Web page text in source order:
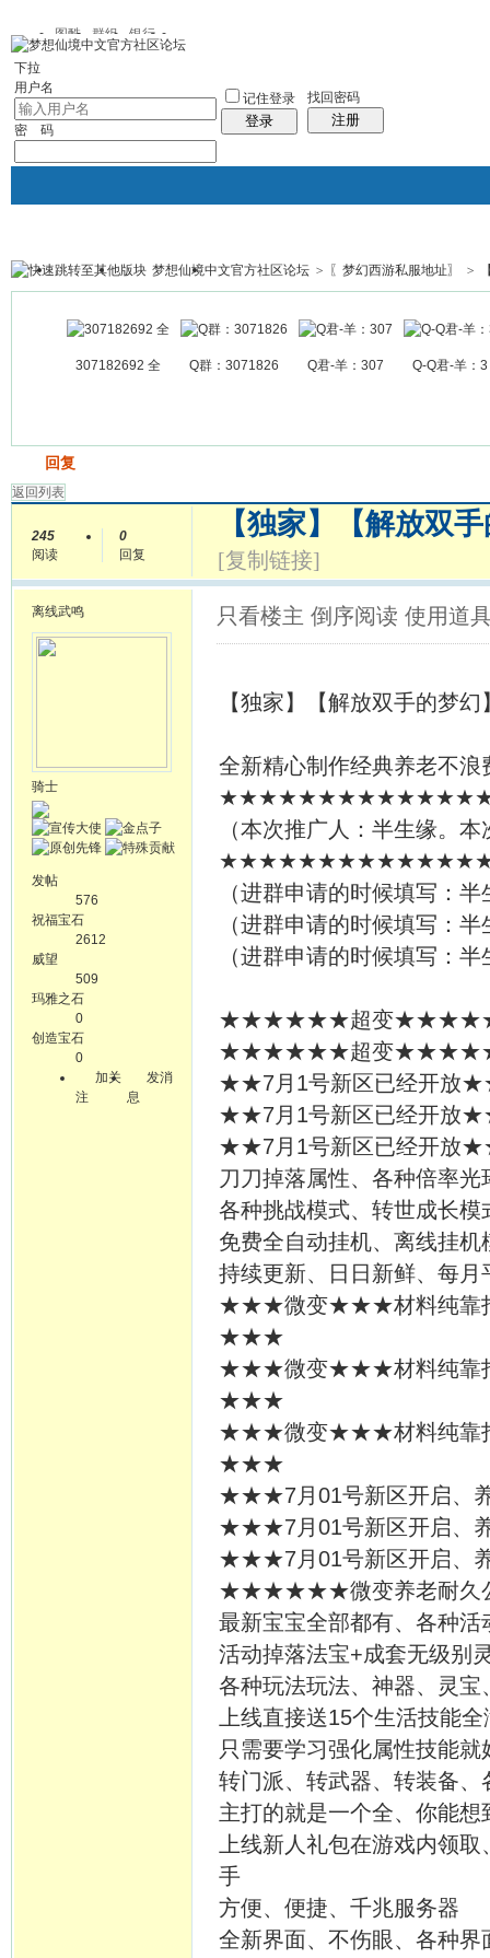
图酷 群组 银行
下拉
用户名
密 码
记住登录
登录
找回密码
注册
银行 群组聚合 我的空间
帖子
梦想仙境中文官方社区论坛 > 〖梦幻西游私服地址〗 >
307182692 全 Q群：3071826 Q君-羊：307 Q-Q君-羊：3
回复
返回列表
245
阅读
0
回复
【独家】【解放双
[复制链接]
离线武鸣
骑士
发帖
576
祝福宝石
2612
威望
509
玛雅之石
0
创造宝石
0
加关
注
发消
息
只看楼主 倒序阅读 使用道
【独家】【解放双手的梦
全新精心制作经典养老不
（本次推广人：半生缘。
（进群申请的时候填写：
（进群申请的时候填写：
（进群申请的时候填写：
★★★★★★超变★★★★★★
★★★★★★超变★★★★★★
★★7月1号新区已经开放
★★7月1号新区已经开放
★★7月1号新区已经开放
刀刀掉落属性、各种倍率
各种挑战模式、转世成长模
免费全自动挂机、离线挂
持续更新、日日新鲜、每
★★★微变★★★材料纯靠打
★★★
★★★微变★★★材料纯靠打
★★★
★★★微变★★★材料纯靠打
★★★
★★★7月01号新区开启、
★★★7月01号新区开启、
★★★7月01号新区开启、
★★★★★★微变养老耐久
最新宝宝全部都有、各种活
活动掉落法宝+成套无级别
各种玩法玩法、神器、灵
上线直接送15个生活技能
只需要学习强化属性技能就
转门派、转武器、转装备
主打的就是一个全、你能想
上线新人礼包在游戏内领
手
方便、便捷、千兆服务器
全新界面、不伤眼、各种